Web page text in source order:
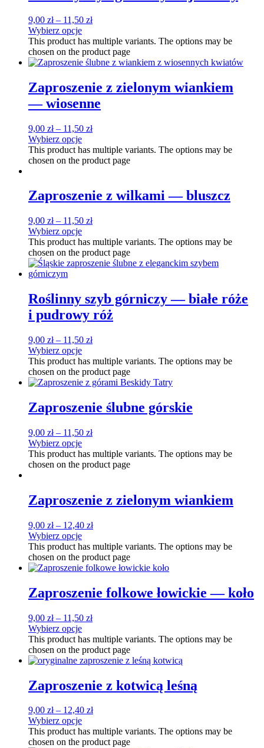
9,00 zł– 11,50 zł
Wybierz opcje
This product has multiple variants. The options may be
chosen on the product page
Zaproszenie z zielonym wiankiem
— wiosenne
9,00 zł– 11,50 zł
Wybierz opcje
This product has multiple variants. The options may be
chosen on the product page
Zaproszenie z wilkami — bluszcz
9,00 zł– 11,50 zł
Wybierz opcje
This product has multiple variants. The options may be
chosen on the product page
Roślinny szyb górniczy — białe róże
i pudrowy róż
9,00 zł– 11,50 zł
Wybierz opcje
This product has multiple variants. The options may be
chosen on the product page
Zaproszenie ślubne górskie
9,00 zł– 11,50 zł
Wybierz opcje
This product has multiple variants. The options may be
chosen on the product page
Zaproszenie z zielonym wiankiem
9,00 zł– 12,40 zł
Wybierz opcje
This product has multiple variants. The options may be
chosen on the product page
Zaproszenie folkowe łowickie — koło
9,00 zł– 11,50 zł
Wybierz opcje
This product has multiple variants. The options may be
chosen on the product page
Zaproszenie z kotwicą leśną
9,00 zł– 12,40 zł
Wybierz opcje
This product has multiple variants. The options may be
chosen on the product page